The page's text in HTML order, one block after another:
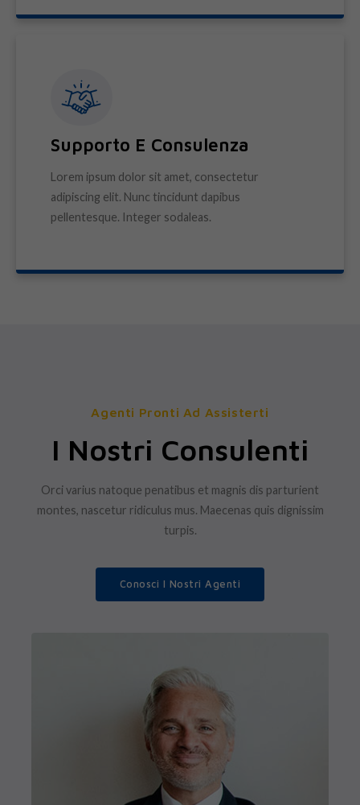
Supporto E Consulenza
Lorem ipsum dolor sit amet, consectetur
adipiscing elit. Nunc tincidunt dapibus
pellentesque. Integer sodaleas.
Agenti Pronti Ad Assisterti
I Nostri Consulenti
Orci varius natoque penatibus et magnis dis parturient
montes, nascetur ridiculus mus. Maecenas quis dignissim
turpis.
Conosci I Nostri Agenti